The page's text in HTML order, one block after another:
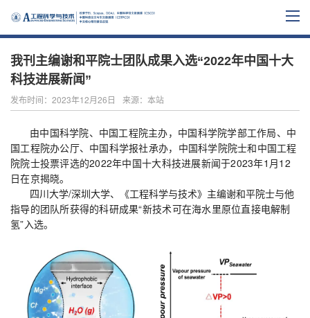
我刊主编谢和平院士团队成果入选“2022年中国十大
科技进展新闻”
发布时间：2023年12月26日 来源：本站
由中国科学院、中国工程院主办，中国科学院学部工作局、中
国工程院办公厅、中国科学报社承办，中国科学院院士和中国工程
院院士投票评选的2022年中国十大科技进展新闻于2023年1月12
日在京揭晓。
四川大学/深圳大学、《工程科学与技术》主编谢和平院士与他
指导的团队所获得的科研成果“新技术可在海水里原位直接电解制
氢”入选。